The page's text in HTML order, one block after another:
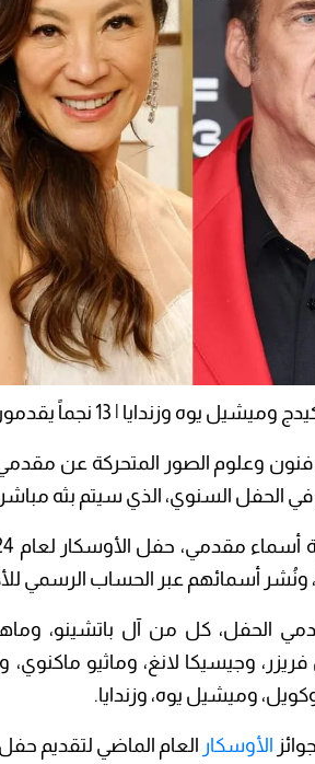
| 13 نجماً يقدمون حفل توزيع جوائز أوسكار 2024.
وعلوم الصور المتحركة عن مقدمي
السنوي، الذي سيتم بثه مباشرة في 10 مارس
ونُشر أسمائهم عبر الحساب الرسمي
الحفل، كل من آل باتشينو،
وجيسيكا لانغ، وماثيو
وميشيل يوه، وزندايا.
الأوسكار العام الماضي لتقديم